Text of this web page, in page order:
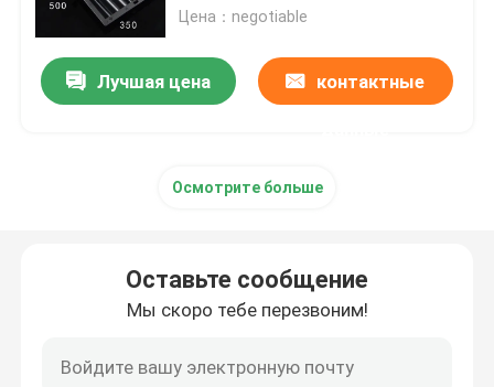
Контактные линзы незримых чернил
Анализатор покера
Блок развертки покера
для анализатора покера
Цена：negotiable
Лучшая цена контактные
Осмотрите больше
Оставьте сообщение
Мы скоро тебе перезвоним!